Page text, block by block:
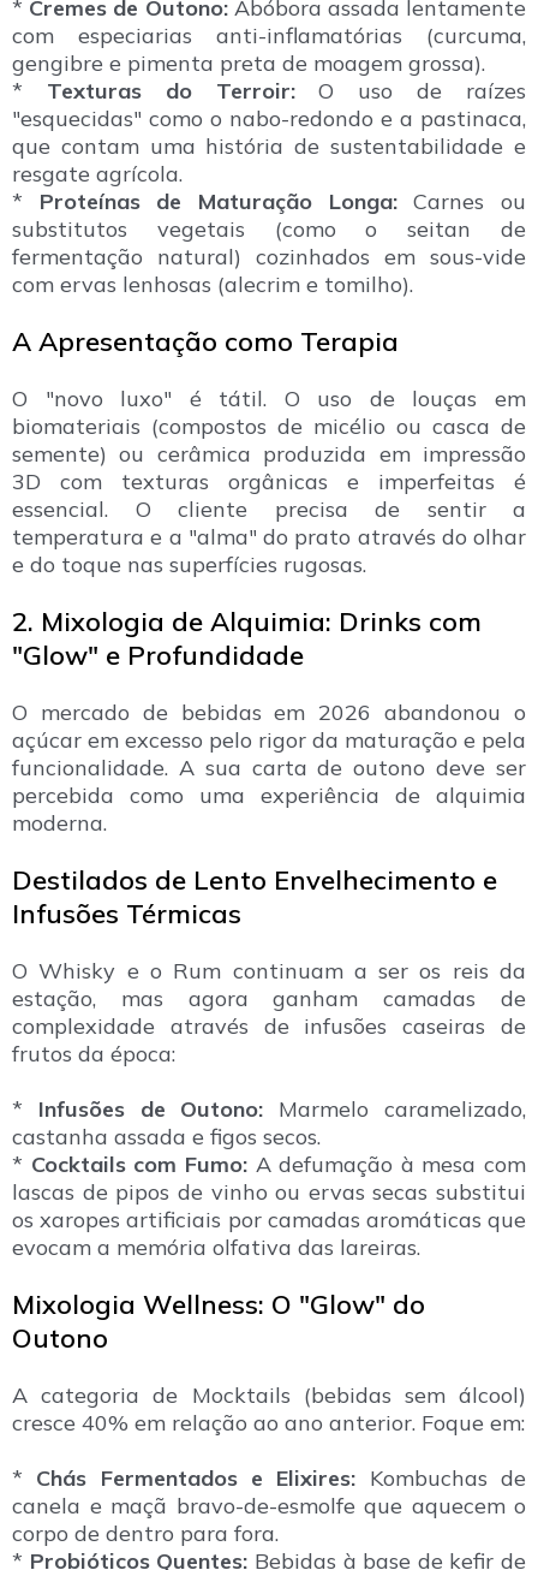
* Cremes de Outono:Abóbora assada lentamente
com especiarias anti-inflamatórias (curcuma,
gengibre e pimenta preta de moagem grossa).
* Texturas do Terroir:O uso de raízes
"esquecidas" como o nabo-redondo e a pastinaca,
que contam uma história de sustentabilidade e
resgate agrícola.
* Proteínas de Maturação Longa:Carnes ou
substitutos vegetais (como o seitan de
fermentação natural) cozinhados em sous-vide
com ervas lenhosas (alecrim e tomilho).
A Apresentação como Terapia
O "novo luxo" é tátil. O uso de louças em
biomateriais (compostos de micélio ou casca de
semente) ou cerâmica produzida em impressão
3D com texturas orgânicas e imperfeitas é
essencial. O cliente precisa de sentir a
temperatura e a "alma" do prato através do olhar
e do toque nas superfícies rugosas.
2. Mixologia de Alquimia: Drinks com
"Glow" e Profundidade
O mercado de bebidas em 2026 abandonou o
açúcar em excesso pelo rigor da maturação e pela
funcionalidade. A sua carta de outono deve ser
percebida como uma experiência de alquimia
moderna.
Destilados de Lento Envelhecimento e
Infusões Térmicas
O Whisky e o Rum continuam a ser os reis da
estação, mas agora ganham camadas de
complexidade através de infusões caseiras de
frutos da época:
* Infusões de Outono: Marmelo caramelizado,
castanha assada e figos secos.
* Cocktails com Fumo:A defumação à mesa com
lascas de pipos de vinho ou ervas secas substitui
os xaropes artificiais por camadas aromáticas que
evocam a memória olfativa das lareiras.
Mixologia Wellness: O "Glow" do
Outono
A categoria de Mocktails (bebidas sem álcool)
cresce 40% em relação ao ano anterior. Foque em:
* Chás Fermentados e Elixires: Kombuchas de
canela e maçã bravo-de-esmolfe que aquecem o
corpo de dentro para fora.
* Probióticos Quentes: Bebidas à base de kefir de